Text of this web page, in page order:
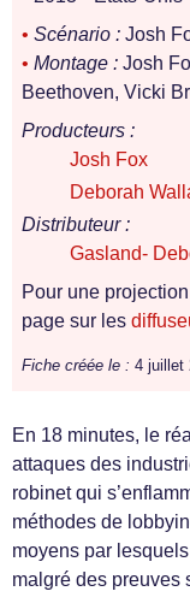
• Scénario : Josh
• Montage : Josh
Beethoven, Vicki
Producteurs :
Josh Fox
Deborah
Distributeur :
Gasland-
Pour une
page sur les
Fiche créée le : 4 juillet
En 18 minutes, le
attaques des
robinet qui
méthodes de
moyens par
malgré des preuves